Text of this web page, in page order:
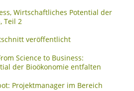
Wirtschaftliches Potential der
Teil 2
veröffentlicht
Science to Business:
der Bioökonomie entfalten
Projektmanager im Bereich